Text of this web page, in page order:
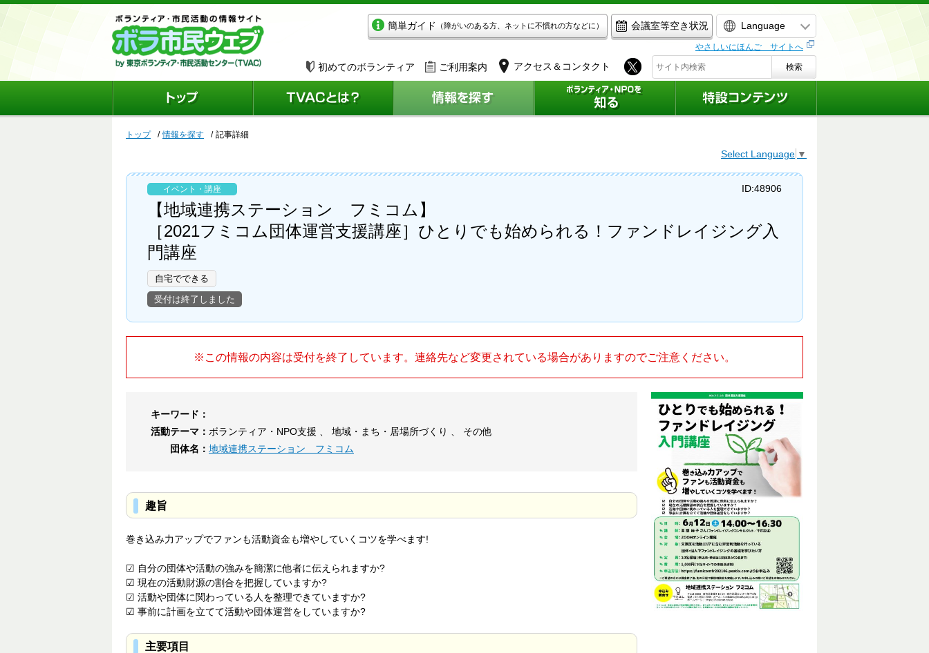
簡単ガイド （障がいのある方、ネットに不慣れの方などに） 会議室等空き状況 Language
やさしいにほんご サイトへ
初めてのボランティア ご利用案内 アクセス＆コンタクト 検索
トップ 情報を探す 記事詳細
Select Language ▼
イベント・講座
【地域連携ステーション フミコム】
［2021フミコム団体運営支援講座］ひとりでも始められる！ファンドレイジング入
門講座
自宅でできる
受付は終了しました
ID:48906
※この情報の内容は受付を終了しています。連絡先など変更されている場合がありますのでご注意ください。
キーワード：
活動テーマ： ボランティア・NPO支援 、 地域・まち・居場所づくり 、 その他
団体名： 地域連携ステーション フミコム
趣旨
巻き込み力アップでファンも活動資金も増やしていくコツを学べます!
☑ 自分の団体や活動の強みを簡潔に他者に伝えられますか?
☑ 現在の活動財源の割合を把握していますか?
☑ 活動や団体に関わっている人を整理できていますか?
☑ 事前に計画を立てて活動や団体運営をしていますか?
主要項目